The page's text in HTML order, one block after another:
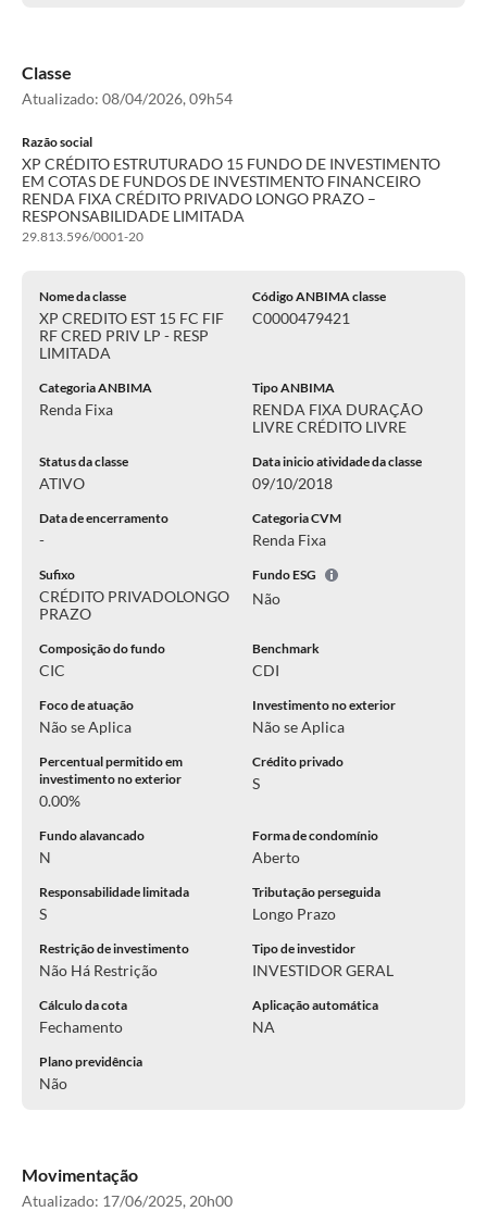
Classe
Atualizado: 08/04/2026, 09h54
Razão social
XP CRÉDITO ESTRUTURADO 15 FUNDO DE INVESTIMENTO
EM COTAS DE FUNDOS DE INVESTIMENTO FINANCEIRO
RENDA FIXA CRÉDITO PRIVADO LONGO PRAZO –
RESPONSABILIDADE LIMITADA
29.813.596/0001-20
Nome da classe
XP CREDITO EST 15 FC FIF
RF CRED PRIV LP - RESP
LIMITADA
Código ANBIMA classe
C0000479421
Categoria ANBIMA
Renda Fixa
Tipo ANBIMA
RENDA FIXA DURAÇÃO
LIVRE CRÉDITO LIVRE
Status da classe
ATIVO
Data inicio atividade da classe
09/10/2018
Data de encerramento
-
Categoria CVM
Renda Fixa
Sufixo
CRÉDITO PRIVADOLONGO
PRAZO
Fundo ESG
Não
Composição do fundo
CIC
Benchmark
CDI
Foco de atuação
Não se Aplica
Investimento no exterior
Não se Aplica
Percentual permitido em
investimento no exterior
0.00%
Crédito privado
S
Fundo alavancado
N
Forma de condomínio
Aberto
Responsabilidade limitada
S
Tributação perseguida
Longo Prazo
Restrição de investimento
Não Há Restrição
Tipo de investidor
INVESTIDOR GERAL
Cálculo da cota
Fechamento
Aplicação automática
NA
Plano previdência
Não
Movimentação
Atualizado: 17/06/2025, 20h00